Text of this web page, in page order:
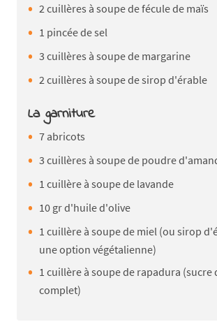
2 cuillères à soupe de fécule de maïs
1 pincée de sel
3 cuillères à soupe de margarine
2 cuillères à soupe de sirop d'érable
La garniture
7 abricots
3 cuillères à soupe de poudre
1 cuillère à soupe de lavande
10 gr d'huile d'olive
1 cuillère à soupe de miel (ou sirop
une option végétalienne)
1 cuillère à soupe de rapadura (sucre
complet)